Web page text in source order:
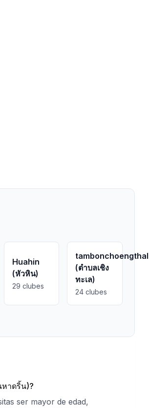
Huahin
(หัวหิน)
29 clubes
(ตำบลเชิง
ทะเล)
24 clubes
หาดริ้น)?
ser mayor de edad,